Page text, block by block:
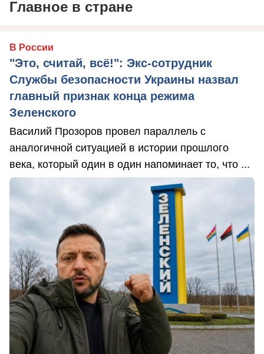
Главное в стране
В России
"Это, считай, всё!": Экс-сотрудник
Службы безопасности Украины назвал
главный признак конца режима
Зеленского
Василий Прозоров провел параллель с
аналогичной ситуацией в истории прошлого
века, который один в один напоминает то, что ...